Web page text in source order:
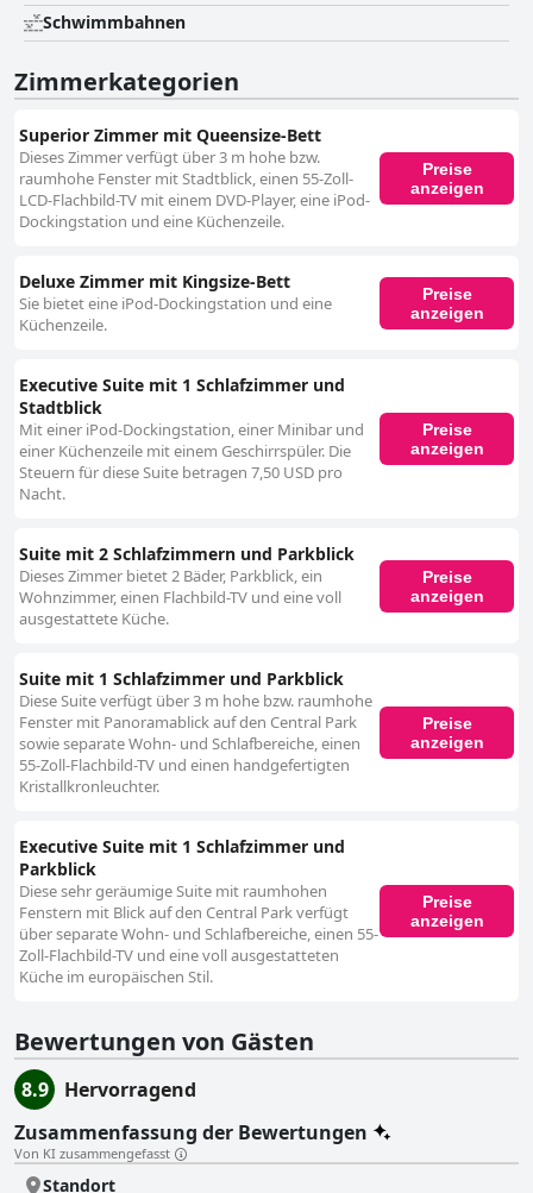
Schwimmbahnen
Zimmerkategorien
Superior Zimmer mit Queensize-Bett
Dieses Zimmer verfügt über 3 m hohe bzw.
raumhohe Fenster mit Stadtblick, einen 55-Zoll-
LCD-Flachbild-TV mit einem DVD-Player, eine iPod-
Dockingstation und eine Küchenzeile.
Preise
anzeigen
Deluxe Zimmer mit Kingsize-Bett
Sie bietet eine iPod-Dockingstation und eine
Küchenzeile.
Preise
anzeigen
Executive Suite mit 1 Schlafzimmer und
Stadtblick
Mit einer iPod-Dockingstation, einer Minibar und
einer Küchenzeile mit einem Geschirrspüler. Die
Steuern für diese Suite betragen 7,50 USD pro
Nacht.
Preise
anzeigen
Suite mit 2 Schlafzimmern und Parkblick
Dieses Zimmer bietet 2 Bäder, Parkblick, ein
Wohnzimmer, einen Flachbild-TV und eine voll
ausgestattete Küche.
Preise
anzeigen
Suite mit 1 Schlafzimmer und Parkblick
Diese Suite verfügt über 3 m hohe bzw. raumhohe
Fenster mit Panoramablick auf den Central Park
sowie separate Wohn- und Schlafbereiche, einen
55-Zoll-Flachbild-TV und einen handgefertigten
Kristallkronleuchter.
Preise
anzeigen
Executive Suite mit 1 Schlafzimmer und
Parkblick
Diese sehr geräumige Suite mit raumhohen
Fenstern mit Blick auf den Central Park verfügt
über separate Wohn- und Schlafbereiche, einen 55-
Zoll-Flachbild-TV und eine voll ausgestatteten
Küche im europäischen Stil.
Preise
anzeigen
Bewertungen von Gästen
8.9
Hervorragend
Zusammenfassung der Bewertungen
Von KI zusammengefasst
Standort